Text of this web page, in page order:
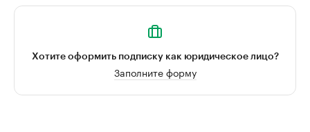
Хотите оформить подписку как юридическое лицо?
Заполните форму